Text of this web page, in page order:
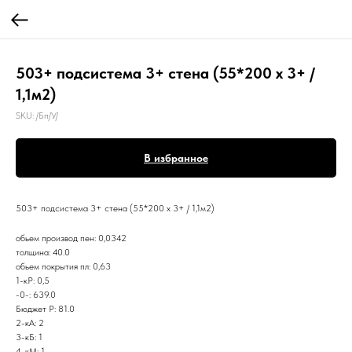
503+ подсистема 3+ стена (55*200 х 3+ /
1,1м2)
SKU: /Бп/У/
В избранное
503+ подсистема 3+ стена (55*200 х 3+ / 1,1м2)
обьем производ пен: 0,0342
толщина: 40.0
обьем покрытия пл: 0,63
1-кР: 0,5
-0-: 639.0
Бюджет Р: 81.0
2-кА: 2
3-кБ: 1